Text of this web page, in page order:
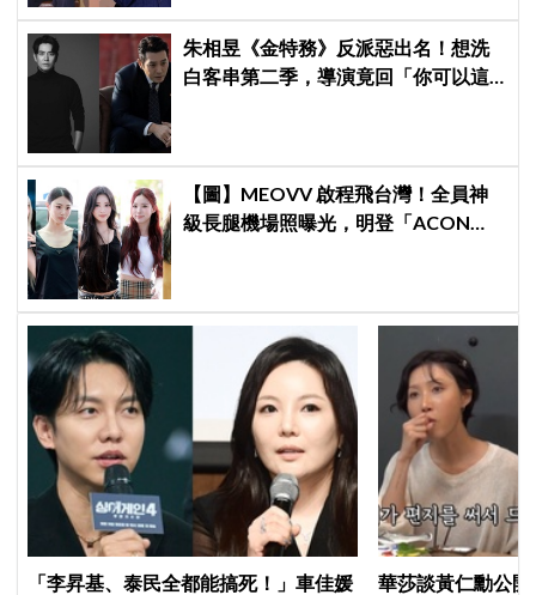
朱相昱《金特務》反派惡出名！想洗
白客串第二季，導演竟回「你可以這
【圖】MEOVV 啟程飛台灣！全員神
級長腿機場照曝光，明登「ACON
「李昇基、泰民全都能搞死！」車佳媛
華莎談黃仁勳公